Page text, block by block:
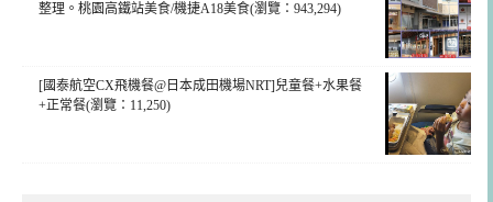
整理。桃園高鐵站美食/機捷A18美食(瀏覽：943,294)
[國泰航空CX飛機餐@日本成田機場NRT]兒童餐+水果餐
+正常餐(瀏覽：11,250)